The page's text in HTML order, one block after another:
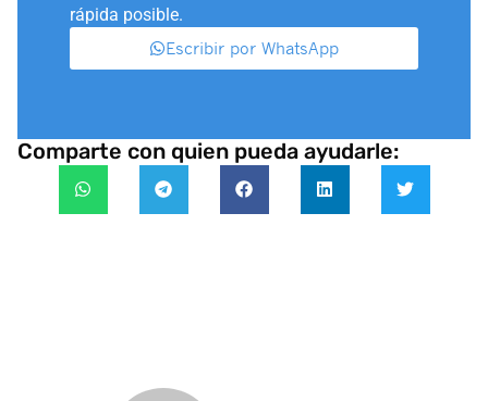
rápida posible.
Escribir por WhatsApp
Comparte con quien pueda ayudarle: